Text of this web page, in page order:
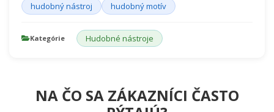
hudobný nástroj
hudobný motív
Kategórie Hudobné nástroje
NA ČO SA ZÁKAZNÍCI ČASTO